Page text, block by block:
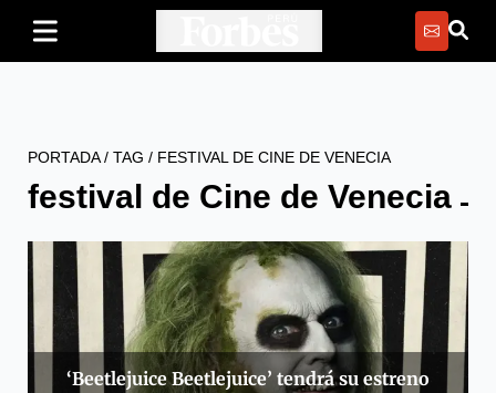
PORTADA/ TAG / FESTIVAL DE CINE DE VENECIA
festival de Cine de Venecia
‘Beetlejuice Beetlejuice’ tendrá su estreno